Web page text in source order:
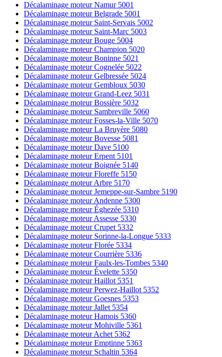
Décalaminage moteur Namur 5001
Décalaminage moteur Belgrade 5001
Décalaminage moteur Saint-Servais 5002
Décalaminage moteur Saint-Marc 5003
Décalaminage moteur Bouge 5004
Décalaminage moteur Champion 5020
Décalaminage moteur Boninne 5021
Décalaminage moteur Cognelée 5022
Décalaminage moteur Gelbressée 5024
Décalaminage moteur Gembloux 5030
Décalaminage moteur Grand-Leez 5031
Décalaminage moteur Bossière 5032
Décalaminage moteur Sambreville 5060
Décalaminage moteur Fosses-la-Ville 5070
Décalaminage moteur La Bruyère 5080
Décalaminage moteur Bovesse 5081
Décalaminage moteur Dave 5100
Décalaminage moteur Erpent 5101
Décalaminage moteur Boignée 5140
Décalaminage moteur Floreffe 5150
Décalaminage moteur Arbre 5170
Décalaminage moteur Jemeppe-sur-Sambre 5190
Décalaminage moteur Andenne 5300
Décalaminage moteur Éghezée 5310
Décalaminage moteur Assesse 5330
Décalaminage moteur Crupet 5332
Décalaminage moteur Sorinne-la-Longue 5333
Décalaminage moteur Florée 5334
Décalaminage moteur Courrière 5336
Décalaminage moteur Faulx-les-Tombes 5340
Décalaminage moteur Évelette 5350
Décalaminage moteur Haillot 5351
Décalaminage moteur Perwez-Haillot 5352
Décalaminage moteur Goesnes 5353
Décalaminage moteur Jallet 5354
Décalaminage moteur Hamois 5360
Décalaminage moteur Mohiville 5361
Décalaminage moteur Achet 5362
Décalaminage moteur Emptinne 5363
Décalaminage moteur Schaltin 5364